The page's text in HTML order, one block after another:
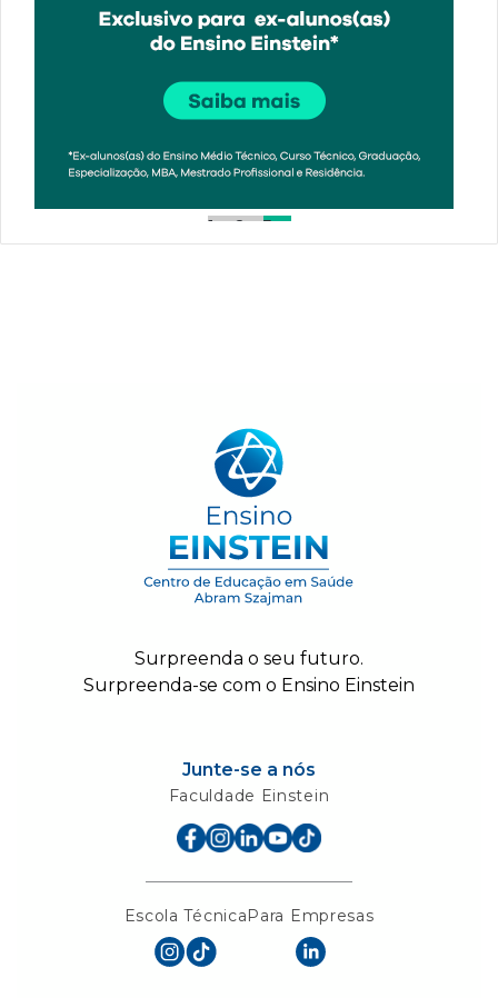
1 2 3
Surpreenda o seu futuro.
Surpreenda-se com o Ensino Einstein
Junte-se a nós
Faculdade Einstein
Escola TécnicaPara Empresas